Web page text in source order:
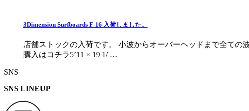
3Dimension Surfboards F-16 入荷しました。
店舗ストックの入荷です。 小波からオーバーヘッドまで全て
購入はコチラ5’11 × 19 1/ …
SNS
SNS LINEUP